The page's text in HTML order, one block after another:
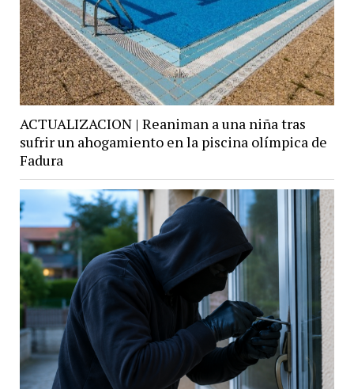
ACTUALIZACION | Reaniman a una niña tras
sufrir un ahogamiento en la piscina olímpica de
Fadura